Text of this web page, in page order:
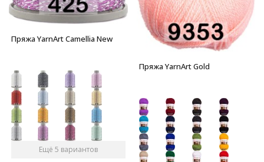
Пряжа YarnArt Camellia New
Ещё 5 вариантов
Пряжа YarnArt Gold